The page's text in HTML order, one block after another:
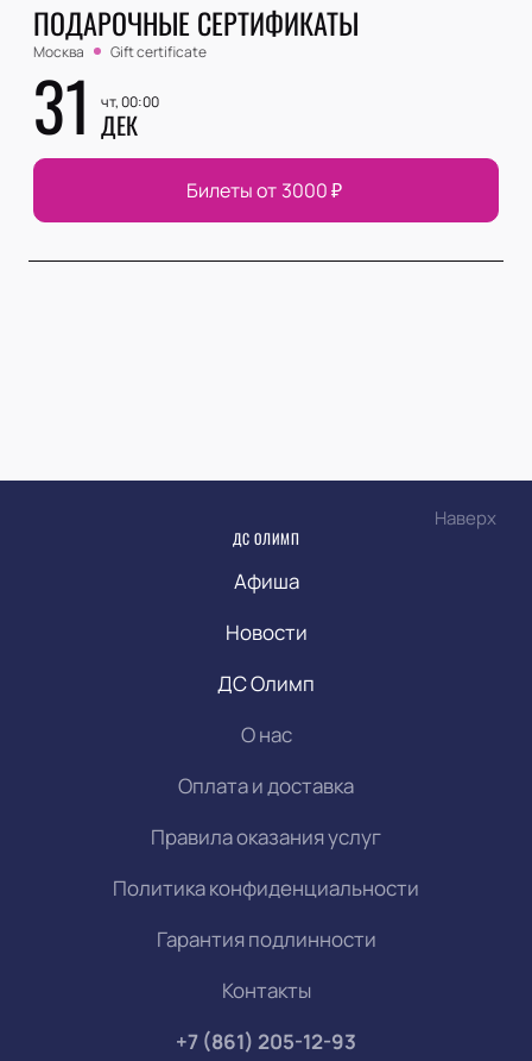
ПОДАРОЧНЫЕ СЕРТИФИКАТЫ
Москва Gift certificate
31 чт, 00:00
ДЕК
Билеты от 3000₽
Наверх
ДС ОЛИМП
Афиша
Новости
ДС Олимп
О нас
Оплата и доставка
Правила оказания услуг
Политика конфиденциальности
Гарантия подлинности
Контакты
+7 (861) 205-12-93